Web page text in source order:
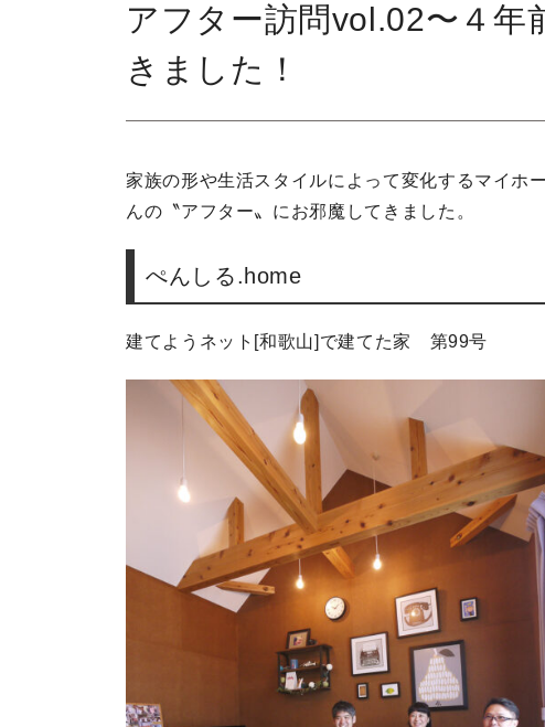
アフター訪問vol.02〜４
きました！
家族の形や生活スタイルによって変化するマイホ
んの〝アフター〟にお邪魔してきました。
ぺんしる.home
建てようネット[和歌山]で建てた家 第99号